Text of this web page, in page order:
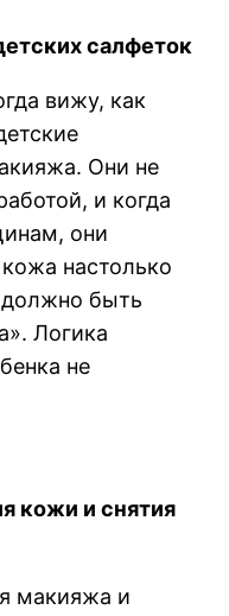
салфеток
вижу, как
Они не
и когда
они
настолько
должно быть
Логика
не
кожи и снятия
макияжа и